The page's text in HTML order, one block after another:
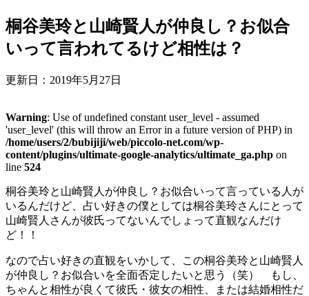
桐谷美玲と山崎賢人が仲良し？お似合
いって言われてるけど相性は？
更新日： 2019年5月27日
Warning: Use of undefined constant user_level - assumed
'user_level' (this will throw an Error in a future version of PHP) in
/home/users/2/bubijiji/web/piccolo-net.com/wp-
content/plugins/ultimate-google-analytics/ultimate_ga.php on
line 524
桐谷美玲と山崎賢人が仲良し？お似合いって言っている人が
いるんだけど、占い好きの僕としては桐谷美玲さんにとって
山崎賢人さんが彼氏ってないんでしょって直観なんだけ
ど！！
なので占い好きの直観をいかして、この桐谷美玲と山崎賢人
が仲良し？お似合いを全面否定したいと思う（笑） もし、
ちゃんと相性が良くて彼氏・彼女の相性、または結婚相性だ